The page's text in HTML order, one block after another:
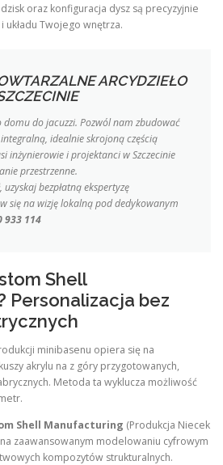
oraz konfiguracja dysz są precyzyjnie
Twojego wnętrza.
ARCYDZIEŁO
domu do jacuzzi. Pozwól nam zbudować
idealnie skrojoną częścią
inżynierowie i projektanci w Szczecinie
przestrzenne.
bezpłatną ekspertyzę
się na wizję lokalną pod dedykowanym
933 114
Shell
Personalizacja bez
minibasenu opiera się na
akrylu na z góry przygotowanych,
Metoda ta wyklucza możliwość
Shell Manufacturing (Produkcja Niecek
zaawansowanym modelowaniu cyfrowym
kompozytów strukturalnych.